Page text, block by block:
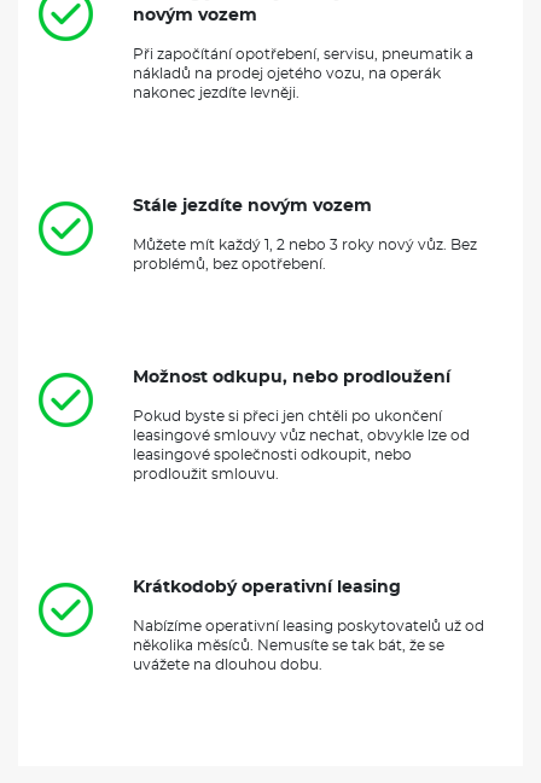
novým vozem
Při započítání opotřebení, servisu, pneumatik a
nákladů na prodej ojetého vozu, na operák
nakonec jezdíte levněji.
Stále jezdíte novým vozem
Můžete mít každý 1, 2 nebo 3 roky nový vůz. Bez
problémů, bez opotřebení.
Možnost odkupu, nebo prodloužení
Pokud byste si přeci jen chtěli po ukončení
leasingové smlouvy vůz nechat, obvykle lze od
leasingové společnosti odkoupit, nebo
prodloužit smlouvu.
Krátkodobý operativní leasing
Nabízíme operativní leasing poskytovatelů už od
několika měsíců. Nemusíte se tak bát, že se
uvážete na dlouhou dobu.